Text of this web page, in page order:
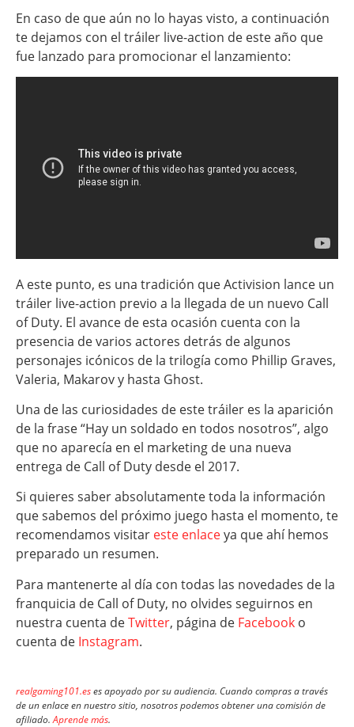
En caso de que aún no lo hayas visto, a continuación
te dejamos con el tráiler live-action de este año que
fue lanzado para promocionar el lanzamiento:
A este punto, es una tradición que Activision lance un
tráiler live-action previo a la llegada de un nuevo Call
of Duty. El avance de esta ocasión cuenta con la
presencia de varios actores detrás de algunos
personajes icónicos de la trilogía como Phillip Graves,
Valeria, Makarov y hasta Ghost.
Una de las curiosidades de este tráiler es la aparición
de la frase “Hay un soldado en todos nosotros”, algo
que no aparecía en el marketing de una nueva
entrega de Call of Duty desde el 2017.
Si quieres saber absolutamente toda la información
que sabemos del próximo juego hasta el momento, te
recomendamos visitar este enlaceya que ahí hemos
preparado un resumen.
Para mantenerte al día con todas las novedades de la
franquicia de Call of Duty, no olvides seguirnos en
nuestra cuenta deTwitter, página de Facebook o
cuenta de Instagram.
realgaming101.eses apoyado por su audiencia. Cuando compras a través
de un enlace en nuestro sitio, nosotros podemos obtener una comisión de
afiliado.Aprende más.